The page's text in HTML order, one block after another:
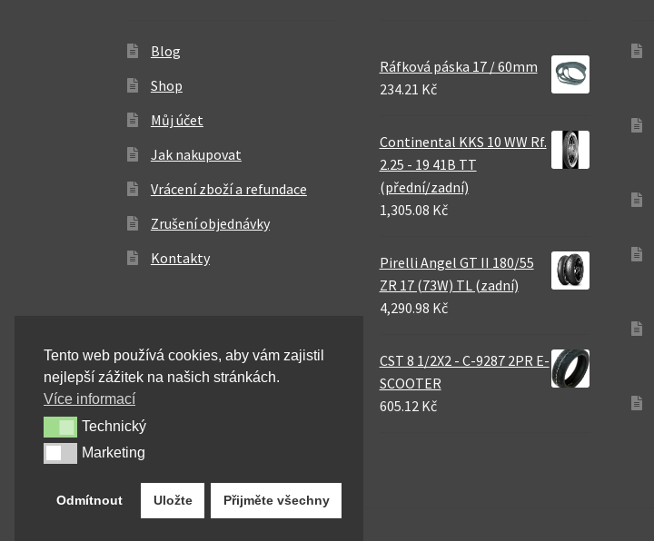
Blog
Shop
Můj účet
Jak nakupovat
Vrácení zboží a refundace
Zrušení objednávky
Kontakty
Ráfková páska 17 / 60mm
234.21 Kč
Continental KKS 10 WW Rf.
2.25 - 19 41B TT
(přední/zadní)
1,305.08 Kč
Pirelli Angel GT II 180/55
ZR 17 (73W) TL (zadní)
4,290.98 Kč
CST 8 1/2X2 - C-9287 2PR E-
SCOOTER
605.12 Kč
Tento web používá cookies, aby vám zajistil
nejlepší zážitek na našich stránkách.
Více informací
TechnickýTechnický
MarketingMarketing
Odmítnout Uložte Přijměte všechny